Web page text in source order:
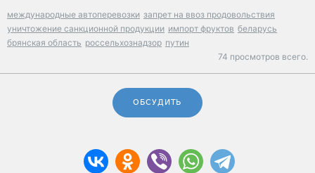
международные автоперевозки запрет на ввоз продовольствия
уничтожение санкционной продукции импорт фруктов беларусь
брянская область россельхознадзор путин
74 просмотров всего.
ОБСУДИТЬ